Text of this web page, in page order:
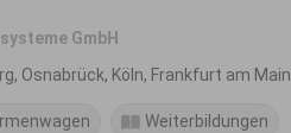
GmbH
Osnabrück, Köln, Frankfurt am Main
Weiterbildungen